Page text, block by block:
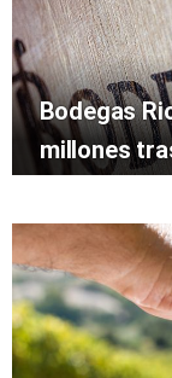
Bodegas
millones